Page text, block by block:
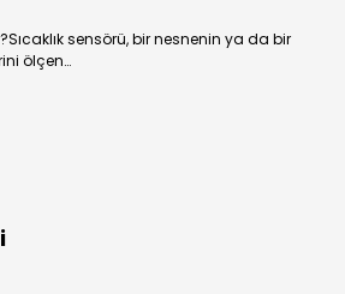
sensörü, bir nesnenin ya da bir
ölçen…